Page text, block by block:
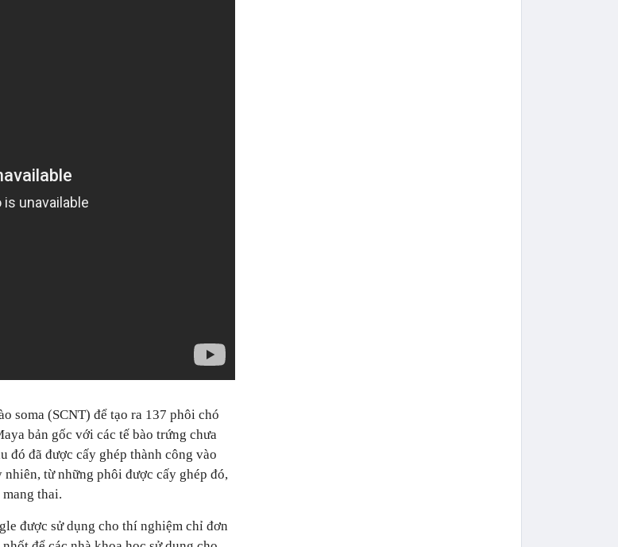
soma (SCNT) để tạo ra 137 phôi chó
bản gốc với các tế bào trứng chưa
đó đã được cấy ghép thành công vào
từ những phôi được cấy ghép đó,
thai.
được sử dụng cho thí nghiệm chỉ đơn